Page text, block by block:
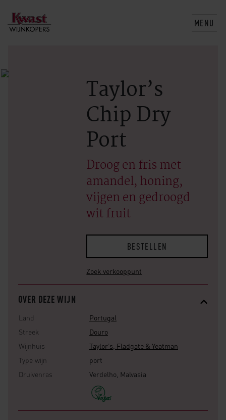
MENU
Taylor’s
Chip Dry
Port
Droog en fris met
amandel, honing,
vijgen en gedroogd
wit fruit
BESTELLEN
Zoek verkooppunt
OVER DEZE WIJN
Land
Portugal
Streek
Douro
Wijnhuis
Taylor’s, Fladgate & Yeatman
Type wijn
port
Druivenras
Verdelho, Malvasia